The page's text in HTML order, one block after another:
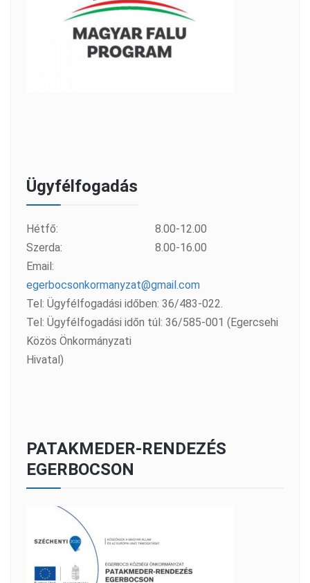
Ügyfélfogadás
Hétfő:
8.00-12.00
Szerda:
8.00-16.00
Email:
egerbocsonkormanyzat@gmail.com
Tel: Ügyfélfogadási időben: 36/483-022.
Tel: Ügyfélfogadási időn túl: 36/585-001 (Egercsehi
Közös Önkormányzati
Hivatal)
PATAKMEDER-RENDEZÉS
EGERBOCSON